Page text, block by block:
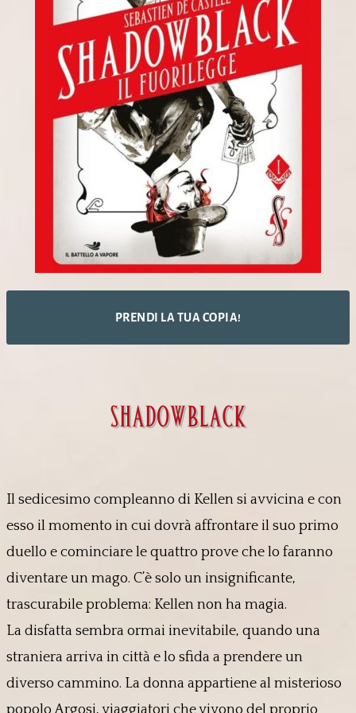
PRENDI LA TUA COPIA!
shadowblack
Il sedicesimo compleanno di Kellen si avvicina e con
esso il momento in cui dovrà affrontare il suo primo
duello e cominciare le quattro prove che lo faranno
diventare un mago. C’è solo un insignificante,
trascurabile problema: Kellen non ha magia.
La disfatta sembra ormai inevitabile, quando una
straniera arriva in città e lo sfida a prendere un
diverso cammino. La donna appartiene al misterioso
popolo Argosi, viaggiatori che vivono del proprio